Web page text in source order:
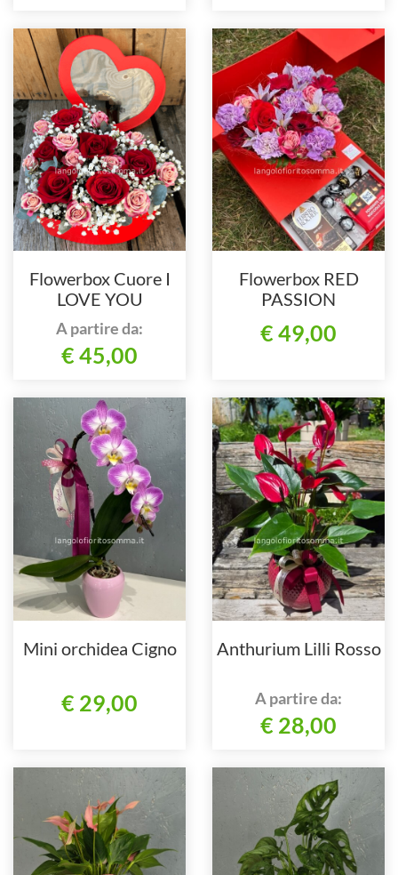
Flowerbox Cuore I
LOVE YOU
A partire da:
€ 45,00
Flowerbox RED
PASSION
€ 49,00
Mini orchidea Cigno
€ 29,00
Anthurium Lilli Rosso
A partire da:
€ 28,00